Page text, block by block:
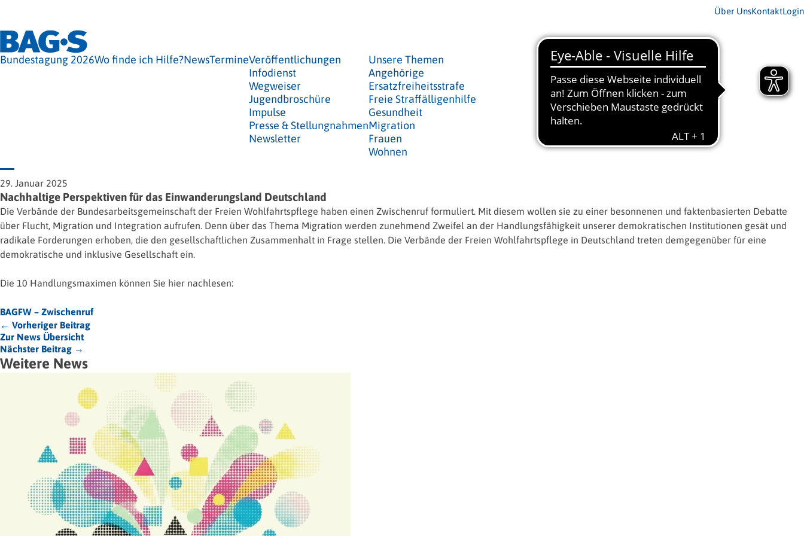
Über UnsKontaktLogin
Bundestagung 2026Wo finde ich Hilfe?NewsTermineVeröffentlichungen
Infodienst
Wegweiser
Jugendbroschüre
Impulse
Presse & Stellungnahmen
Newsletter
Unsere Themen
Angehörige
Ersatzfreiheitsstrafe
Freie Straffälligenhilfe
Gesundheit
Migration
Frauen
Wohnen
29. Januar 2025
Nachhaltige Perspektiven für das Einwanderungsland Deutschland
Die Verbände der Bundesarbeitsgemeinschaft der Freien Wohlfahrtspflege haben einen Zwischenruf formuliert. Mit diesem wollen sie zu einer besonnenen und faktenbasierten Debatte
über Flucht, Migration und Integration aufrufen. Denn über das Thema Migration werden zunehmend Zweifel an der Handlungsfähigkeit unserer demokratischen Institutionen gesät und
radikale Forderungen erhoben, die den gesellschaftlichen Zusammenhalt in Frage stellen. Die Verbände der Freien Wohlfahrtspflege in Deutschland treten demgegenüber für eine
demokratische und inklusive Gesellschaft ein.
Die 10 Handlungsmaximen können Sie hier nachlesen:
BAGFW – Zwischenruf
← Vorheriger Beitrag
Zur News Übersicht
Nächster Beitrag →
Weitere News